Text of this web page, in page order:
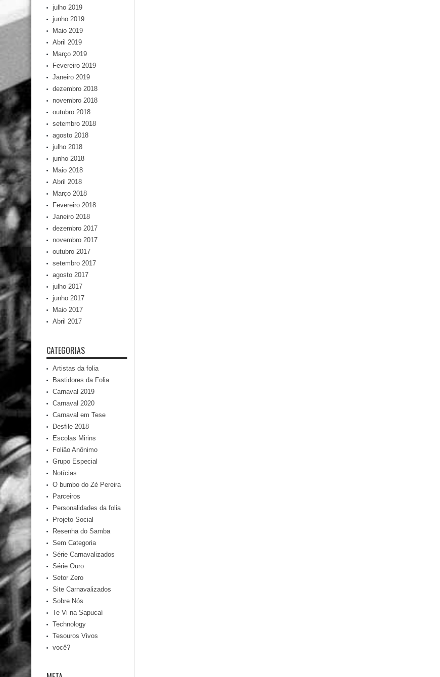
julho 2019
junho 2019
Maio 2019
Abril 2019
Março 2019
Fevereiro 2019
Janeiro 2019
dezembro 2018
novembro 2018
outubro 2018
setembro 2018
agosto 2018
julho 2018
junho 2018
Maio 2018
Abril 2018
Março 2018
Fevereiro 2018
Janeiro 2018
dezembro 2017
novembro 2017
outubro 2017
setembro 2017
agosto 2017
julho 2017
junho 2017
Maio 2017
Abril 2017
CATEGORIAS
Artistas da folia
Bastidores da Folia
Carnaval 2019
Carnaval 2020
Carnaval em Tese
Desfile 2018
Escolas Mirins
Folião Anônimo
Grupo Especial
Notícias
O bumbo do Zé Pereira
Parceiros
Personalidades da folia
Projeto Social
Resenha do Samba
Sem Categoria
Série Carnavalizados
Série Ouro
Setor Zero
Site Carnavalizados
Sobre Nós
Te Vi na Sapucaí
Technology
Tesouros Vivos
você?